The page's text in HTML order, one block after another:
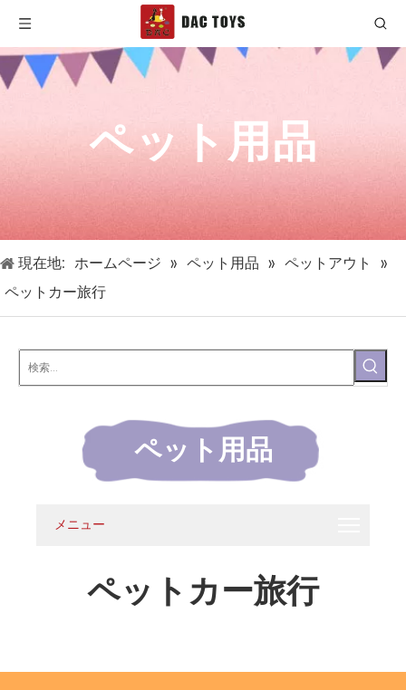
ペット用品
現在地: ホームページ » ペット用品 » ペットアウト
»
ペットカー旅行
ペット用品
メニュー
ペットカー旅行